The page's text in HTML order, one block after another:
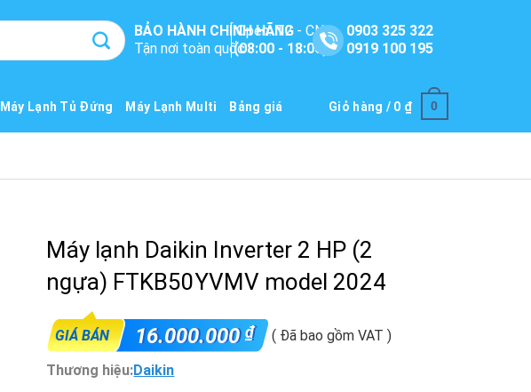
BẢO HÀNH CHÍNH HÃNG
Tận nơi toàn quốc
Open: T2 - CN
(08:00 - 18:00)
0903 325 322
0919 100 195
Máy Lạnh Tủ Đứng Máy Lạnh Multi Bảng giá Giỏ hàng / 0 ₫ 0
Máy lạnh Daikin Inverter 2 HP (2
ngựa) FTKB50YVMV model 2024
GIÁ BÁN 16.000.000₫ ( Đã bao gồm VAT )
Thương hiệu:Daikin